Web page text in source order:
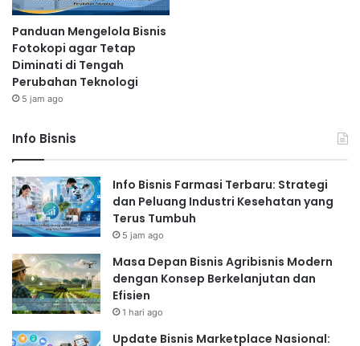
Panduan Mengelola Bisnis
Fotokopi agar Tetap
Diminati di Tengah
Perubahan Teknologi
5 jam ago
Info Bisnis
Info Bisnis Farmasi Terbaru: Strategi
dan Peluang Industri Kesehatan yang
Terus Tumbuh
5 jam ago
Masa Depan Bisnis Agribisnis Modern
dengan Konsep Berkelanjutan dan
Efisien
1 hari ago
Update Bisnis Marketplace Nasional: